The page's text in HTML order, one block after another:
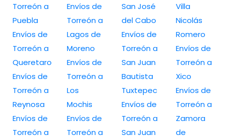
Torreón a
Puebla
Envíos de
Torreón a
Queretaro
Envíos de
Torreón a
Reynosa
Envíos de
Torreón a
Envíos de
Torreón a
Lagos de
Moreno
Envíos de
Torreón a
Los
Mochis
Envíos de
Torreón a
San José
del Cabo
Envíos de
Torreón a
San Juan
Bautista
Tuxtepec
Envíos de
Torreón a
San Juan
Villa
Nicolás
Romero
Envíos de
Torreón a
Xico
Envíos de
Torreón a
Zamora
de